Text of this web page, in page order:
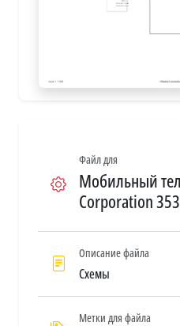
Файл для
Мобильный
Corporation
Описание файла
Схемы
Метки для файла